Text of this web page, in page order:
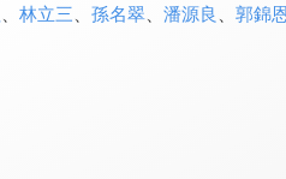
林立三 孫名翠、 潘源良 郭錦恩